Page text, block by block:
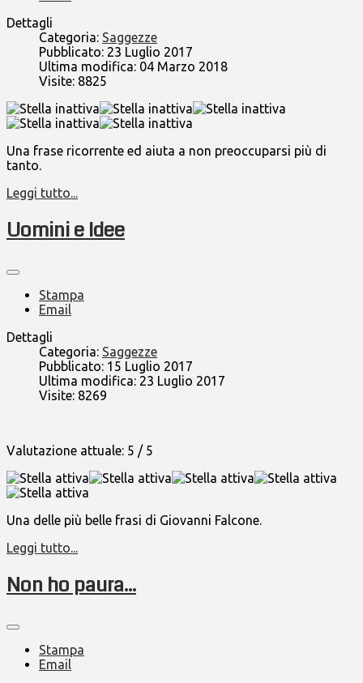
Dettagli
Categoria: Saggezze
Pubblicato: 23 Luglio 2017
Ultima modifica: 04 Marzo 2018
Visite: 8825
Una frase ricorrente ed aiuta a non preoccuparsi più di
tanto.
Leggi tutto...
Uomini e Idee
Stampa
Email
Dettagli
Categoria: Saggezze
Pubblicato: 15 Luglio 2017
Ultima modifica: 23 Luglio 2017
Visite: 8269
Valutazione attuale: 5 / 5
Una delle più belle frasi di Giovanni Falcone.
Leggi tutto...
Non ho paura...
Stampa
Email